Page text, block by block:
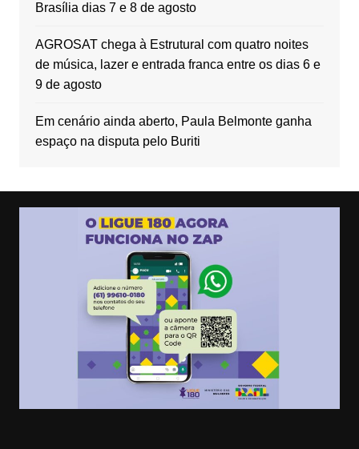
Brasília dias 7 e 8 de agosto
AGROSAT chega à Estrutural com quatro noites
de música, lazer e entrada franca entre os dias 6 e
9 de agosto
Em cenário ainda aberto, Paula Belmonte ganha
espaço na disputa pelo Buriti